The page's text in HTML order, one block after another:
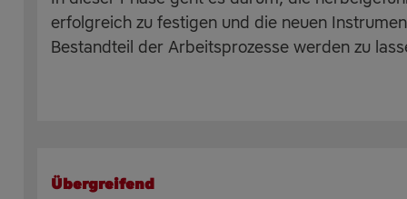
erfolgreich zu festigen und die neuen
Bestandteil der Arbeitsprozesse werden zu
Übergreifend